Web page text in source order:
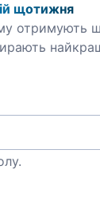
щотижня
отримують